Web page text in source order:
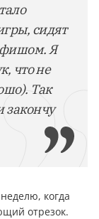
сидят
фишом. Я
что не
Так
закончу
когда
отрезок.